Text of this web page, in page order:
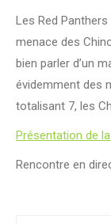
Les Red
menace des
bien parler d’un
évidemment des
totalisant 7, les
Présentation de
Rencontre en